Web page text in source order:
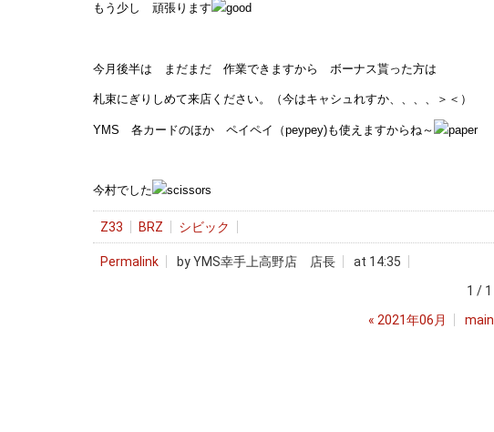
もう少し 頑張ります
今月後半は まだまだ 作業できますから ボーナス貰った方は
札束にぎりしめて来店ください。（今はキャシュれすか、、、、＞＜）
YMS 各カードのほか ペイペイ（peypey)も使えますからね～
今村でした
Z33 BRZ シビック
Permalink by YMS幸手上高野店 店長
at 14:35
1 / 1
« 2021年06月 main